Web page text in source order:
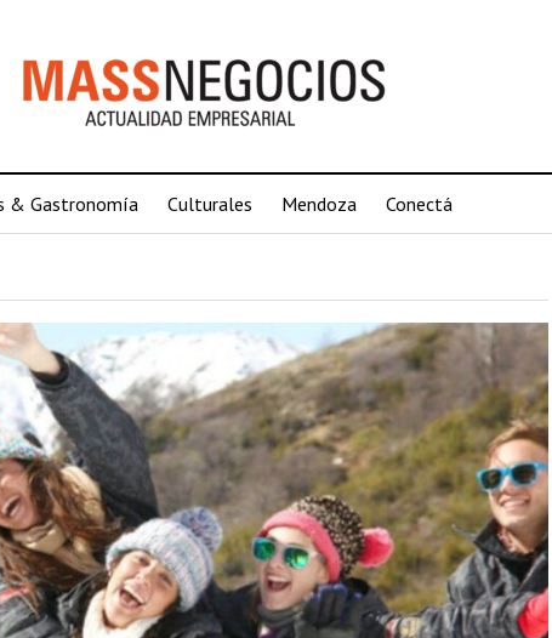
& Gastronomía Culturales Mendoza Conectá